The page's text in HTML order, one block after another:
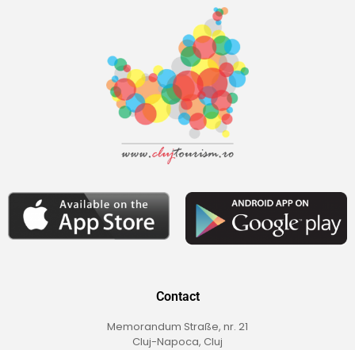
Contact
Memorandum Straße, nr. 21
Cluj-Napoca, Cluj